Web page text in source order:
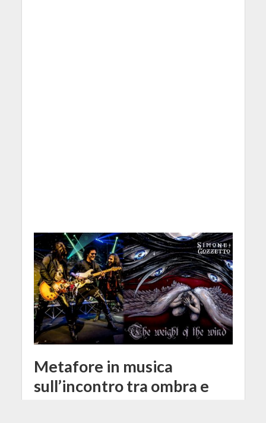
Metafore in musica
sull’incontro tra ombra e